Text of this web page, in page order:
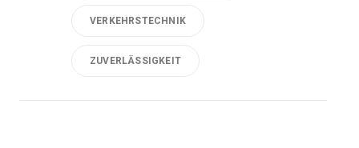
VERKEHRSTECHNIK
ZUVERLÄSSIGKEIT